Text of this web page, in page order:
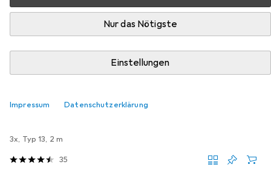
Nur das Nötigste
Einstellungen
Impressum Datenschutzerklärung
Relevanz
3x, Typ 13, 2 m
35